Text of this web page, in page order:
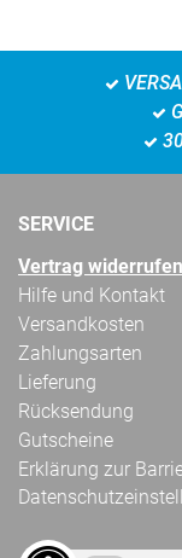
SERVICE
Vertrag widerrufen
Hilfe und Kontakt
Versandkosten
Zahlungsarten
Lieferung
Rücksendung
Gutscheine
Erklärung zur